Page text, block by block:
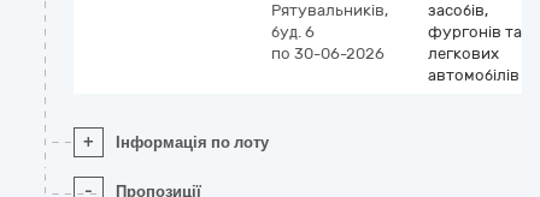
Рятувальників,
буд. 6
по 30-06-2026
засобів,
фургонів та
легкових
автомобілів
+ Інформація по лоту
- Пропозиції